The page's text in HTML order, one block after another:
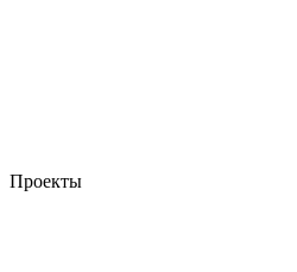
Проекты